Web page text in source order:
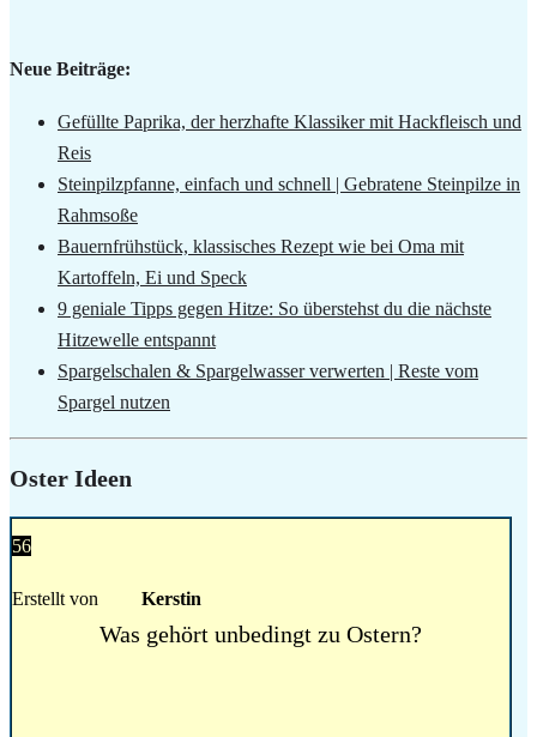
Neue Beiträge:
Gefüllte Paprika, der herzhafte Klassiker mit Hackfleisch und
Reis
Steinpilzpfanne, einfach und schnell | Gebratene Steinpilze in
Rahmsoße
Bauernfrühstück, klassisches Rezept wie bei Oma mit
Kartoffeln, Ei und Speck
9 geniale Tipps gegen Hitze: So überstehst du die nächste
Hitzewelle entspannt
Spargelschalen & Spargelwasser verwerten | Reste vom
Spargel nutzen
Oster Ideen
56
Erstellt von Kerstin
Was gehört unbedingt zu Ostern?